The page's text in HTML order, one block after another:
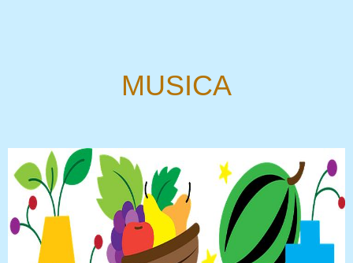
MUSICA